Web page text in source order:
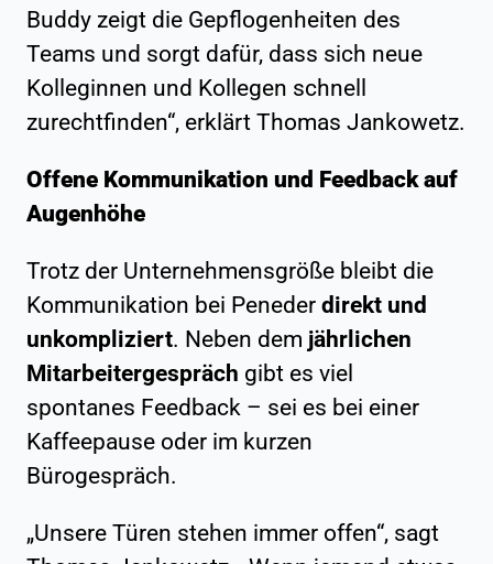
Buddy zeigt die Gepflogenheiten des
Teams und sorgt dafür, dass sich neue
Kolleginnen und Kollegen schnell
zurechtfinden“, erklärt Thomas Jankowetz.
Offene Kommunikation und Feedback auf
Augenhöhe
Trotz der Unternehmensgröße bleibt die
Kommunikation bei Peneder direkt und
unkompliziert. Neben dem jährlichen
Mitarbeitergespräch gibt es viel
spontanes Feedback – sei es bei einer
Kaffeepause oder im kurzen
Bürogespräch.
„Unsere Türen stehen immer offen“, sagt